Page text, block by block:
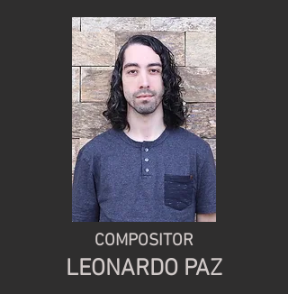
COMPOSITOR
LEONARDO PAZ